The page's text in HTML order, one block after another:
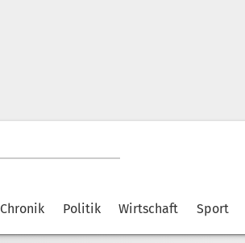
Chronik Politik Wirtschaft Sport